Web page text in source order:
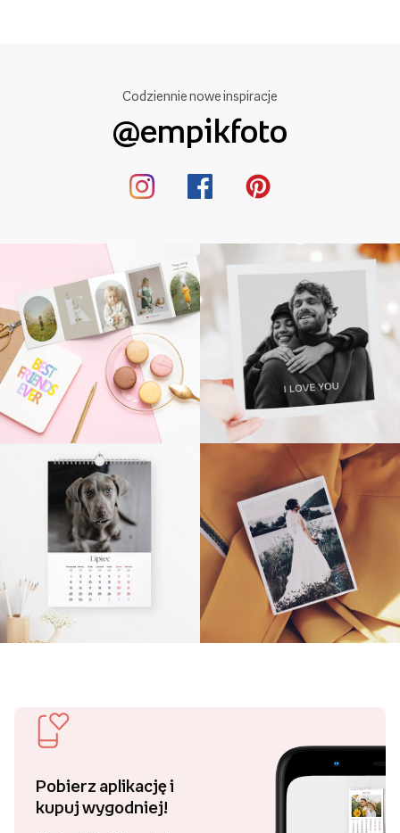
Codziennie nowe inspiracje
@empikfoto
Pobierz aplikację i
kupuj wygodniej!